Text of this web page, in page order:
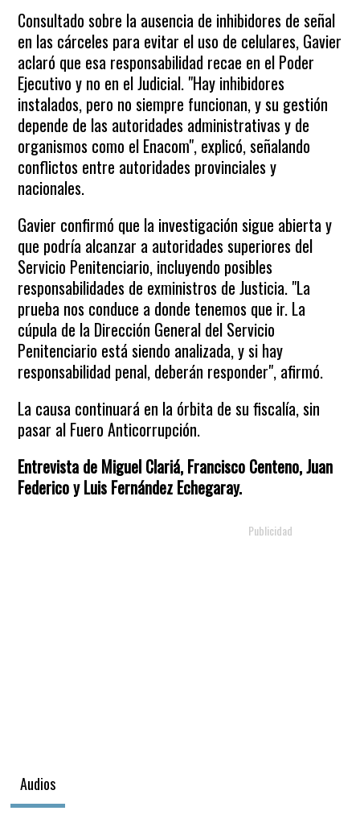
Consultado sobre la ausencia de inhibidores de señal
en las cárceles para evitar el uso de celulares, Gavier
aclaró que esa responsabilidad recae en el Poder
Ejecutivo y no en el Judicial. "Hay inhibidores
instalados, pero no siempre funcionan, y su gestión
depende de las autoridades administrativas y de
organismos como el Enacom", explicó, señalando
conflictos entre autoridades provinciales y
nacionales.
Gavier confirmó que la investigación sigue abierta y
que podría alcanzar a autoridades superiores del
Servicio Penitenciario, incluyendo posibles
responsabilidades de exministros de Justicia. "La
prueba nos conduce a donde tenemos que ir. La
cúpula de la Dirección General del Servicio
Penitenciario está siendo analizada, y si hay
responsabilidad penal, deberán responder", afirmó.
La causa continuará en la órbita de su fiscalía, sin
pasar al Fuero Anticorrupción.
Entrevista de Miguel Clariá, Francisco Centeno, Juan
Federico y Luis Fernández Echegaray.
Audios